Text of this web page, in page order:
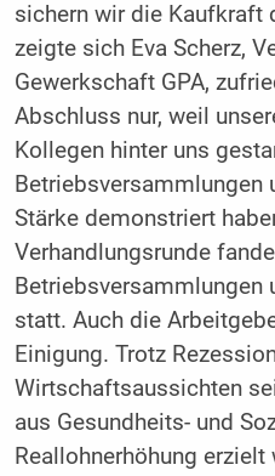
sichern wir die Kaufkraft
zeigte sich Eva Scherz,
Gewerkschaft GPA,
Abschluss nur, weil
Kollegen hinter uns
Betriebsversammlungen
Stärke demonstriert
Verhandlungsrunde
Betriebsversammlungen
statt. Auch die
Einigung. Trotz
Wirtschaftsaussichten
aus Gesundheits- und
Reallohnerhöhung